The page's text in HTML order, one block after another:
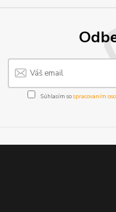
Súhlasím sospracovaním